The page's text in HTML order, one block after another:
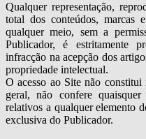
Qualquer representação,
total dos conteúdos, marcas
qualquer meio, sem a
Publicador, é estritamente
infracção na acepção dos
propriedade intelectual.
O acesso ao Site não
geral, não confere
relativos a qualquer elemento
exclusiva do Publicador.